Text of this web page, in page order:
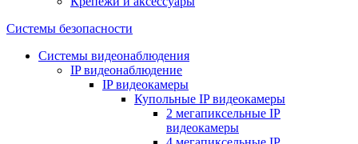
Системы безопасности
Системы видеонаблюдения
IP видеонаблюдение
IP видеокамеры
Купольные IP видеокамеры
2 мегапиксельные IP
видеокамеры